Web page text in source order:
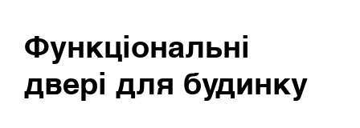
Функціональні
двері для будинку